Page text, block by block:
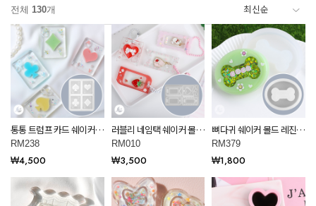
전체 130개
통통 트럼프 카드 쉐이커
몰드 레진 아트 재료
RM238
RM238
₩4,500
러블리 네임택 쉐이커 몰드
레진 아트 재료 RM010
RM010
₩3,500
뼈다귀 쉐이커 몰드 레진
아트 재료 RM379
RM379
₩1,800